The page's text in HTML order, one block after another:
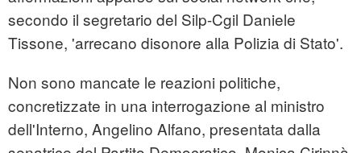
secondo il segretario del Silp-Cgil Daniele
Tissone, 'arrecano disonore alla Polizia di Stato'.
Non sono mancate le reazioni politiche,
concretizzate in una interrogazione al ministro
dell'Interno, Angelino Alfano, presentata dalla